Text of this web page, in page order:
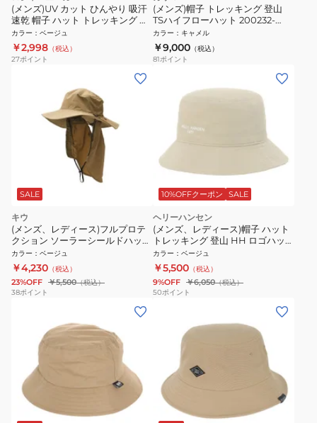
(メンズ)UV カット ひんやり 吸汗
速乾 帽子 ハット トレッキング 登
山 VENTILATION HAT
RE24SST5700024 BEG UV
カラー ： ベージュ
￥2,998 （税込）
27ポイント
(メンズ)帽子 トレッキング 登山
TSハイフローハット 200232-
0520
カラー ： キャメル
￥9,000 （税込）
81ポイント
SALE
キウ
(メンズ、レディース)フルプロテ
クション ソーラーシールドハット
K516-911
カラー ： ベージュ
￥4,230 （税込）
23%OFF ￥5,500（税込）
38ポイント
10%OFFクーポン SALE
ヘリーハンセン
(メンズ、レディース)帽子 ハット
トレッキング 登山 HH ロゴハット
HC92584 WR
カラー ： ベージュ
￥5,500 （税込）
9%OFF ￥6,050（税込）
50ポイント